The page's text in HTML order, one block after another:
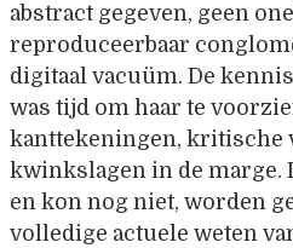
abstract gegeven, geen
reproduceerbaar
digitaal vacuüm. De
was tijd om haar te
kanttekeningen, kritische
kwinkslagen in de marge.
en kon nog niet, worden
volledige actuele weten